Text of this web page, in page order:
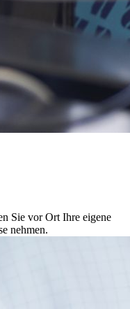
Sie vor Ort Ihre eigene
nehmen.